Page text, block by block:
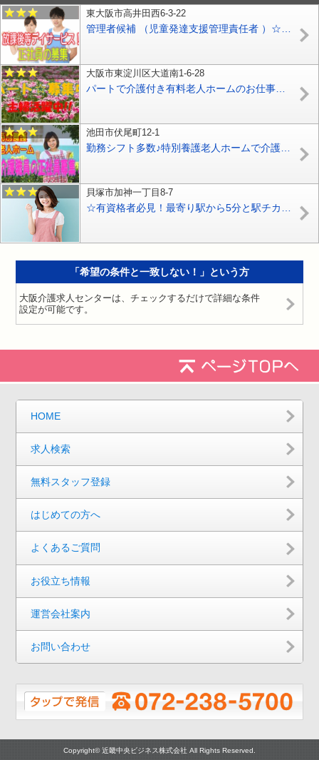
東大阪市高井田西6-3-22
管理者候補 （児童発達支援管理責任者 ）☆放課後デイサービスでのお仕事です♪お気軽にご応募下さい^^【東大阪市】【正社員】【ID：1641-ho-kk-s-s】
大阪市東淀川区大道南1-6-28
池田市伏尾町12-1
勤務シフト多数♪特別養護老人ホームで介護職スタッフ募集♪無資格＆未経験OK！女性大歓迎です♪【池田市】【正社員】【ID：1125-ikd-n0-s-s】
貝塚市加神一丁目8-7
「希望の条件と一致しない！」という方
大阪介護求人センターは、チェックするだけで詳細な条件
設定が可能です。
HOME
求人検索
無料スタッフ登録
はじめての方へ
よくあるご質問
お役立ち情報
運営会社案内
お問い合わせ
Copyright© 近畿中央ビジネス株式会社 All Rights Reserved.